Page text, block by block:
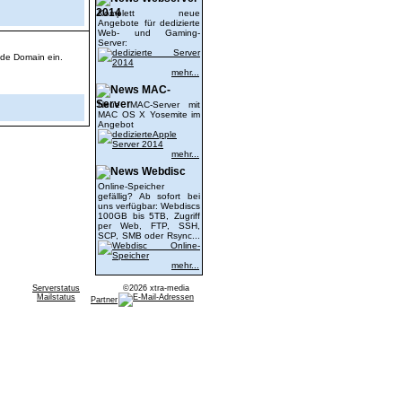
Domain ein.
2014
Komplett neue
Angebote für dedizierte
Web- und Gaming-
Server:
mehr...
MAC-
Server
Neue MAC-Server mit
MAC OS X Yosemite im
Angebot
mehr...
Webdisc
Online-Speicher
gefällig? Ab sofort bei
uns verfügbar: Webdiscs
100GB bis 5TB, Zugriff
per Web, FTP, SSH,
SCP, SMB oder Rsync...
mehr...
Serverstatus
Mailstatus
Partner
©2026 xtra-media